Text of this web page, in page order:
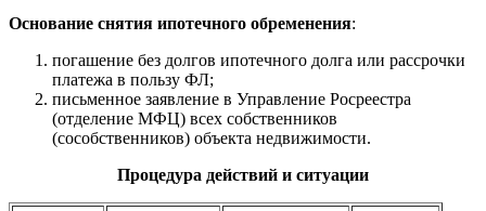
Основание снятия ипотечного обременения:
погашение без долгов ипотечного долга или рассрочки
платежа в пользу ФЛ;
письменное заявление в Управление Росреестра
(отделение МФЦ) всех собственников
(сособственников) объекта недвижимости.
Процедура действий и ситуации